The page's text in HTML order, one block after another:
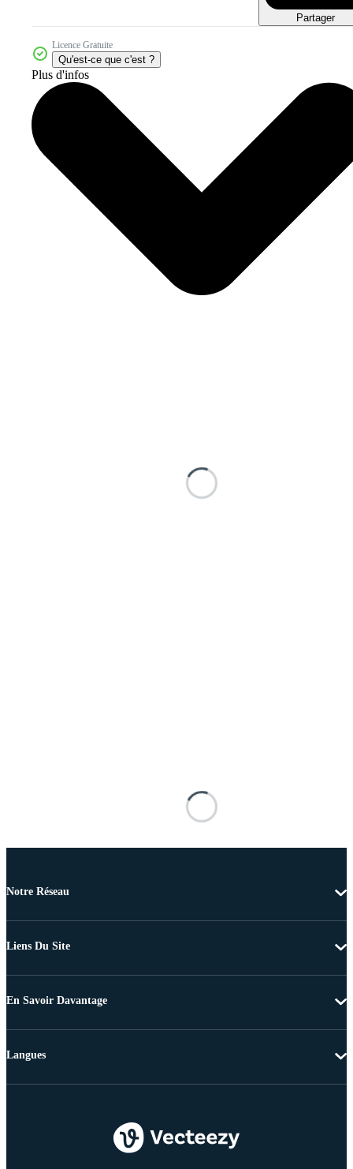
Partager
Licence Gratuite
Qu'est-ce que c'est ?
Plus d'infos
Notre Réseau
Liens Du Site
En Savoir Davantage
Langues